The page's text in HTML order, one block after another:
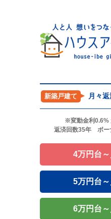
新築戸建て 月々
※変動金利0.6%
返済回数35年 ボー
4万円台～
5万円台～
6万円台～